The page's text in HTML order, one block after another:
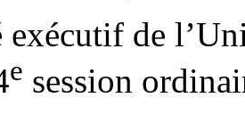
de
e session